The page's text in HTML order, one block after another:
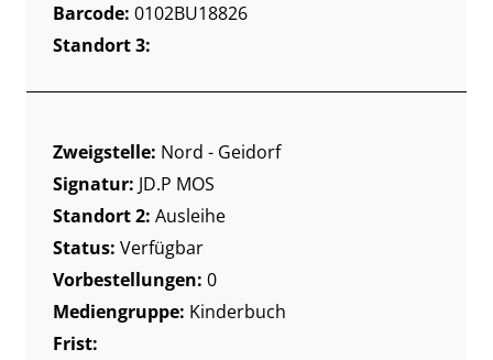
Barcode: 0102BU18826
Standort 3:
Zweigstelle: Nord - Geidorf
Signatur: JD.P MOS
Standort 2: Ausleihe
Status: Verfügbar
Vorbestellungen: 0
Mediengruppe: Kinderbuch
Frist: